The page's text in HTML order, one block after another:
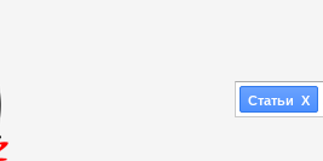
Статьи X